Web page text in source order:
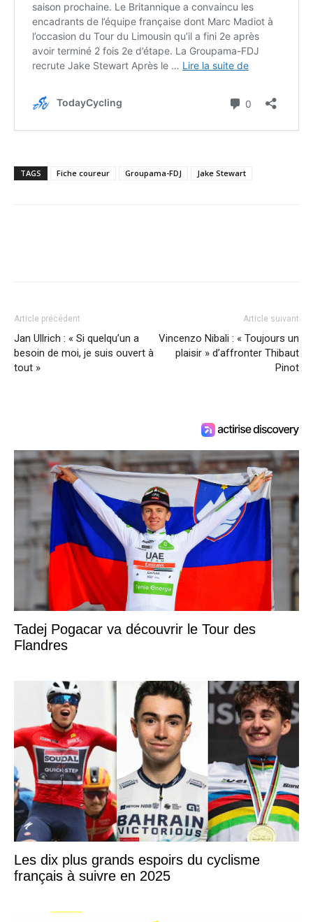
TAGS Fiche coureur Groupama-FDJ Jake Stewart
Article précédent
Jan Ullrich : « Si quelqu’un a
besoin de moi, je suis ouvert à
tout »
Article suivant
Vincenzo Nibali : « Toujours un
plaisir » d’affronter Thibaut
Pinot
Tadej Pogacar va découvrir le Tour des
Flandres
Les dix plus grands espoirs du cyclisme
français à suivre en 2025